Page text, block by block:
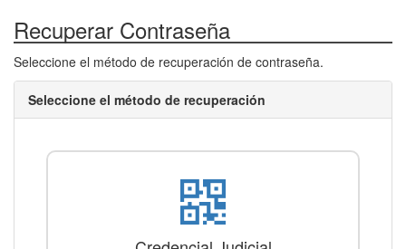
Recuperar Contraseña
Seleccione el método de recuperación de contraseña.
Seleccione el método de recuperación